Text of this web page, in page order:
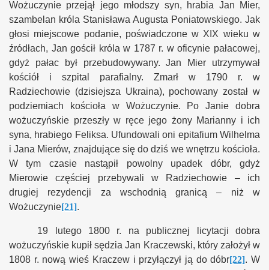
Wożuczynie przejął jego młodszy syn, hrabia Jan Mier,
szambelan króla Stanisława Augusta Poniatowskiego. Jak
głosi miejscowe podanie, poświadczone w XIX wieku w
źródłach, Jan gościł króla w 1787 r. w oficynie pałacowej,
gdyż pałac był przebudowywany. Jan Mier utrzymywał
kościół i szpital parafialny. Zmarł w 1790 r. w
Radziechowie (dzisiejsza Ukraina), pochowany został w
podziemiach kościoła w Wożuczynie. Po Janie dobra
wożuczyńskie przeszły w ręce jego żony Marianny i ich
syna, hrabiego Feliksa. Ufundowali oni epitafium Wilhelma
i Jana Mierów, znajdujące się do dziś we wnętrzu kościoła.
W tym czasie nastąpił powolny upadek dóbr, gdyż
Mierowie częściej przebywali w Radziechowie – ich
drugiej rezydencji za wschodnią granicą – niż w
Wożuczynie[21].
19 lutego 1800 r. na publicznej licytacji dobra
wożuczyńskie kupił sędzia Jan Kraczewski, który założył w
1808 r. nową wieś Kraczew i przyłączył ją do dóbr[22]. W